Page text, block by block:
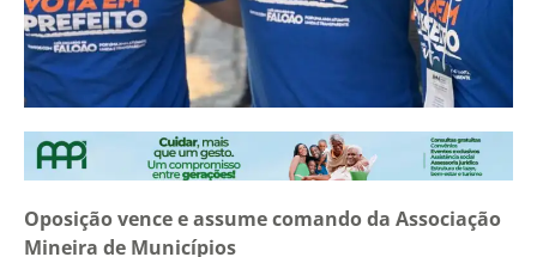
Oposição vence e assume comando da Associação
Mineira de Municípios